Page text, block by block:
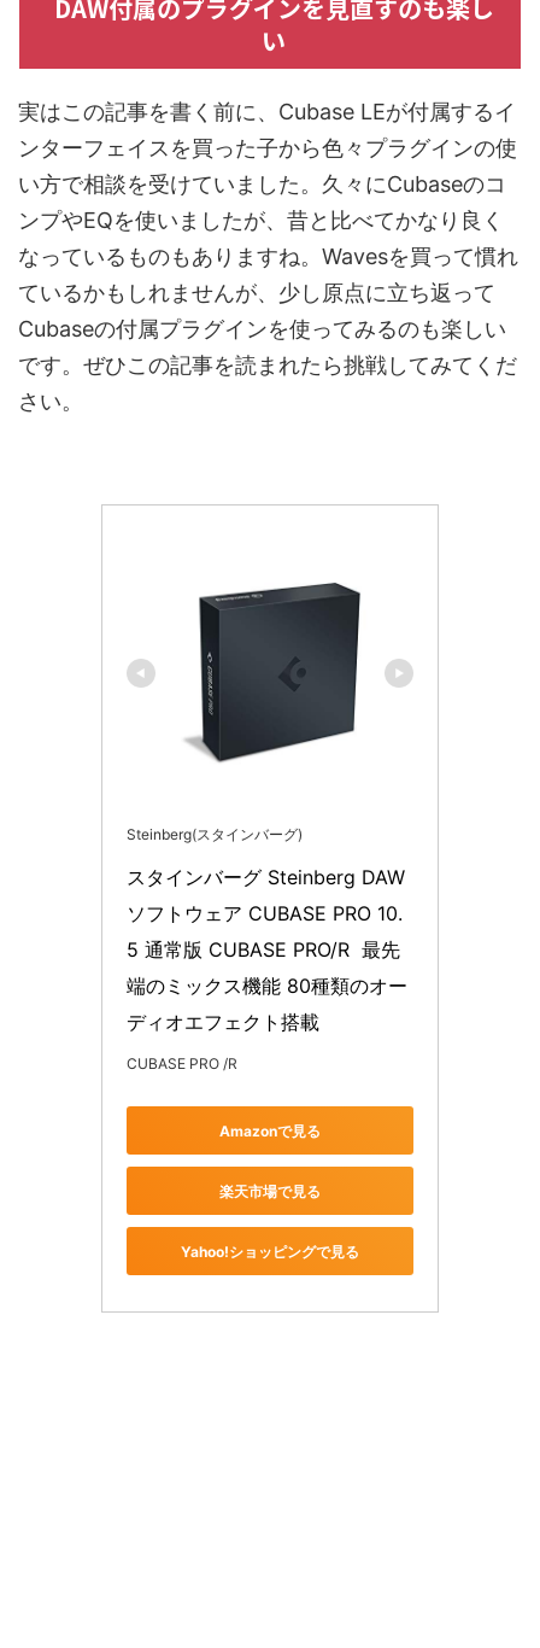
DAW付属のプラグインを見直すのも楽し
い
実はこの記事を書く前に、Cubase LEが付属するイ
ンターフェイスを買った子から色々プラグインの使
い方で相談を受けていました。久々にCubaseのコ
ンプやEQを使いましたが、昔と比べてかなり良く
なっているものもありますね。Wavesを買って慣れ
ているかもしれませんが、少し原点に立ち返って
Cubaseの付属プラグインを使ってみるのも楽しい
です。ぜひこの記事を読まれたら挑戦してみてくだ
さい。
Steinberg(スタインバーグ)
スタインバーグ Steinberg DAW
ソフトウェア CUBASE PRO 10.
5 通常版 CUBASE PRO/R  最先
端のミックス機能 80種類のオー
ディオエフェクト搭載
CUBASE PRO /R
Amazonで見る
楽天市場で見る
Yahoo!ショッピングで見る